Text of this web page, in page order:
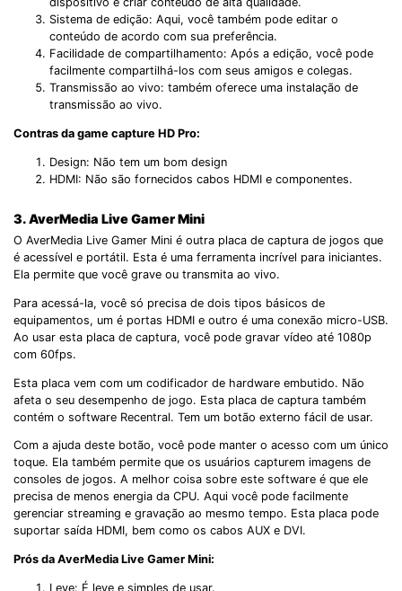
Sistema de edição: Aqui, você também pode editar o
conteúdo de acordo com sua preferência.
Facilidade de compartilhamento: Após a edição, você pode
facilmente compartilhá-los com seus amigos e colegas.
Transmissão ao vivo: também oferece uma instalação de
transmissão ao vivo.
Contras da game capture HD Pro:
Design: Não tem um bom design
HDMI: Não são fornecidos cabos HDMI e componentes.
3. AverMedia Live Gamer Mini
O AverMedia Live Gamer Mini é outra placa de captura de jogos que
é acessível e portátil. Esta é uma ferramenta incrível para iniciantes.
Ela permite que você grave ou transmita ao vivo.
Para acessá-la, você só precisa de dois tipos básicos de
equipamentos, um é portas HDMI e outro é uma conexão micro-USB.
Ao usar esta placa de captura, você pode gravar vídeo até 1080p
com 60fps.
Esta placa vem com um codificador de hardware embutido. Não
afeta o seu desempenho de jogo. Esta placa de captura também
contém o software Recentral. Tem um botão externo fácil de usar.
Com a ajuda deste botão, você pode manter o acesso com um único
toque. Ela também permite que os usuários capturem imagens de
consoles de jogos. A melhor coisa sobre este software é que ele
precisa de menos energia da CPU. Aqui você pode facilmente
gerenciar streaming e gravação ao mesmo tempo. Esta placa pode
suportar saída HDMI, bem como os cabos AUX e DVI.
Prós da AverMedia Live Gamer Mini:
Leve: É leve e simples de usar.